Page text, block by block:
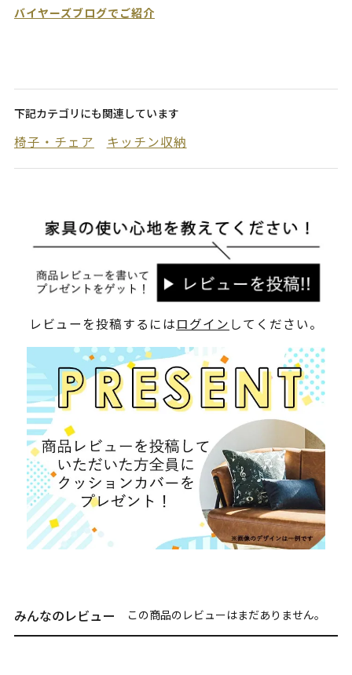
バイヤーズブログでご紹介
下記カテゴリにも関連しています
椅子・チェア キッチン収納
レビューを投稿するにはログイン してください。
みんなのレビュー この商品のレビューはまだありません。